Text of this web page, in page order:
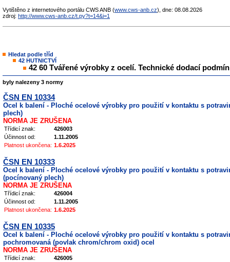
Vytištěno z internetového portálu CWS ANB (www.cws-anb.cz), dne: 08.08.2026
zdroj: http://www.cws-anb.cz/t.py?t=14&i=1
Hledat podle tříd
42 HUTNICTVÍ
42 60 Tvářené výrobky z ocelí. Technické dodací
byly nalezeny 3 normy
ČSN EN 10334
Ocel k balení - Ploché ocelové výrobky pro použití v kontaktu s
plech)
NORMA JE ZRUŠENA
Třídicí znak:
426003
Účinnost od:
1.11.2005
Platnost ukončena: 1.6.2025
ČSN EN 10333
Ocel k balení - Ploché ocelové výrobky pro použití v kontaktu s
(pocínovaný plech)
NORMA JE ZRUŠENA
Třídicí znak:
426004
Účinnost od:
1.11.2005
Platnost ukončena: 1.6.2025
ČSN EN 10335
Ocel k balení - Ploché ocelové výrobky pro použití v kontaktu s
pochromovaná (povlak chrom/chrom oxid) ocel
NORMA JE ZRUŠENA
Třídicí znak:
426005